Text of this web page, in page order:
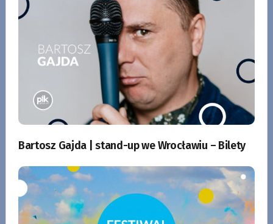
Bartosz Gajda | stand-up we Wrocławiu – Bilety